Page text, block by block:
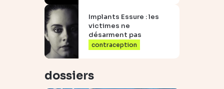
Implants Essure : les
victimes ne
désarment pas
contraception
dossiers